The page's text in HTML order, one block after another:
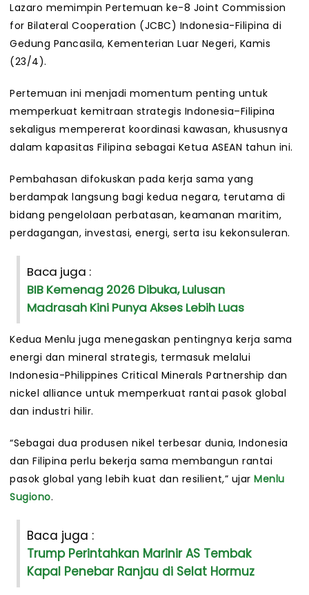
Lazaro memimpin Pertemuan ke-8 Joint Commission
for Bilateral Cooperation (JCBC) Indonesia-Filipina di
Gedung Pancasila, Kementerian Luar Negeri, Kamis
(23/4).
Pertemuan ini menjadi momentum penting untuk
memperkuat kemitraan strategis Indonesia–Filipina
sekaligus mempererat koordinasi kawasan, khususnya
dalam kapasitas Filipina sebagai Ketua ASEAN tahun ini.
Pembahasan difokuskan pada kerja sama yang
berdampak langsung bagi kedua negara, terutama di
bidang pengelolaan perbatasan, keamanan maritim,
perdagangan, investasi, energi, serta isu kekonsuleran.
Baca juga :
BIB Kemenag 2026 Dibuka, Lulusan
Madrasah Kini Punya Akses Lebih Luas
Kedua Menlu juga menegaskan pentingnya kerja sama
energi dan mineral strategis, termasuk melalui
Indonesia-Philippines Critical Minerals Partnership dan
nickel alliance untuk memperkuat rantai pasok global
dan industri hilir.
“Sebagai dua produsen nikel terbesar dunia, Indonesia
dan Filipina perlu bekerja sama membangun rantai
pasok global yang lebih kuat dan resilient,” ujar Menlu
Sugiono.
Baca juga :
Trump Perintahkan Marinir AS Tembak
Kapal Penebar Ranjau di Selat Hormuz